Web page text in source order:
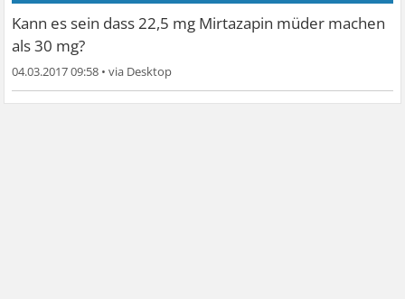
Kann es sein dass 22,5 mg Mirtazapin müder machen
als 30 mg?
04.03.2017 09:58 •